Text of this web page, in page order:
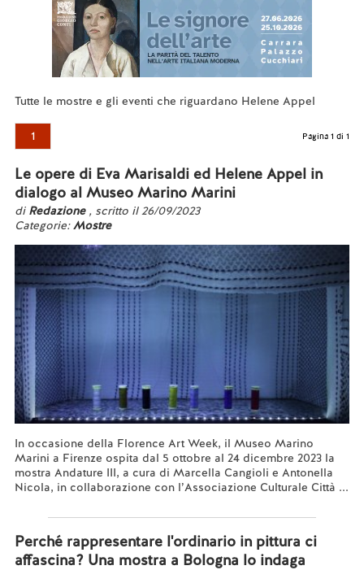
Tutte le mostre e gli eventi che riguardano Helene Appel
1 Pagina 1 di 1
Le opere di Eva Marisaldi ed Helene Appel in
dialogo al Museo Marino Marini
di Redazione , scritto il 26/09/2023
Categorie:Mostre
In occasione della Florence Art Week, il Museo Marino
Marini a Firenze ospita dal 5 ottobre al 24 dicembre 2023 la
mostra Andature III, a cura di Marcella Cangioli e Antonella
Nicola, in collaborazione con l’Associazione Culturale Città ...
Perché rappresentare l'ordinario in pittura ci
affascina? Una mostra a Bologna lo indaga